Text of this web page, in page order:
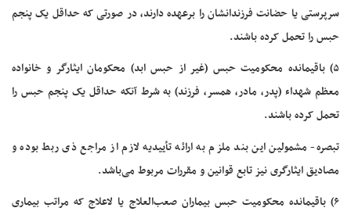
سرپرستی یا حضانت فرزندانشان را برعهده دارند، در صورتی که حداقل یک پنجم
حبس را تحمل کرده باشند.
۵) باقیمانده محکومیت حبس (غیر از حبس ابد) محکومان ایثارگر و خانواده
معظم شهداء (پدر، مادر، همسر، فرزند) به شرط آنکه حداقل یک پنجم حبس را
تحمل کرده باشند.
تبصره- مشمولین این بند ملزم به ارائه تأییدیه لازم از مراجع ذی ربط بوده و
مصادیق ایثارگری نیز تابع قوانین و مقررات مربوط می‌باشد.
۶) باقیمانده محکومیت حبس بیماران صعب‌العلاج یا لاعلاج که مراتب بیماری